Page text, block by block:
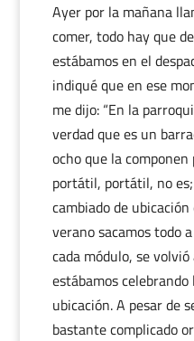
Ayer por la mañana
comer, todo hay que
estábamos en el
indiqué que en ese
me dijo: “En la
verdad que es un
ocho que la
portátil, portátil, no
cambiado de
verano sacamos todo
cada módulo, se
estábamos
ubicación. A pesar de
bastante complicado